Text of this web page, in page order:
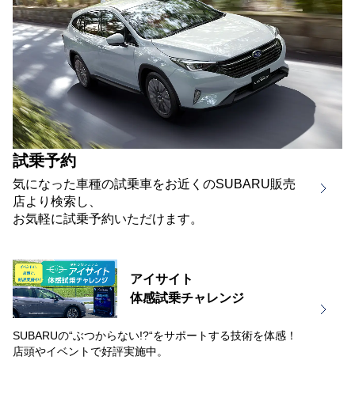
試乗予約
気になった車種の試乗車をお近くのSUBARU販売
店より検索し、
お気軽に試乗予約いただけます。
アイサイト
体感試乗チャレンジ
SUBARUの“ぶつからない!?“をサポートする技術を体感！
店頭やイベントで好評実施中。